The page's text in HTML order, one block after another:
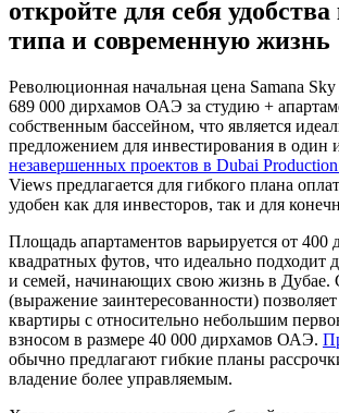
откройте для себя
типа и современную жизнь
Революционная начальная цена Samana Sky
689 000 дирхамов ОАЭ за студию +
собственным бассейном, что является
предложением для инвестирования в один
незавершенных проектов в Dubai
Views предлагается для гибкого плана
удобен как для инвесторов, так и для
Площадь апартаментов варьируется от 400
квадратных футов, что идеально подходит
и семей, начинающих свою жизнь в Дубае.
(выражение заинтересованности)
квартиры с относительно небольшим
взносом в размере 40 000 дирхамов ОАЭ.
обычно предлагают гибкие планы
владение более управляемым.